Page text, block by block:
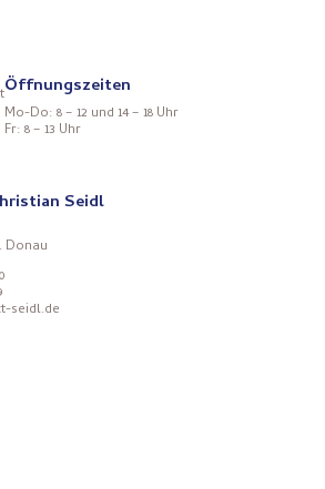
Öffnungszeiten
Mo-Do: 8 – 12 und 14 – 18 Uhr
Fr: 8 – 13 Uhr
Seidl
Donau
seidl.de